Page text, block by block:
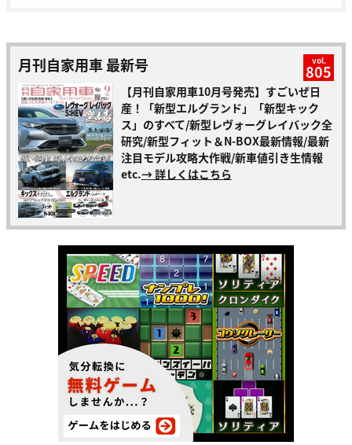
月刊自家用車 最新号 vol.
805
【月刊自家用車10月号発売】すごいぜ日
産！「新型エルグランド」「新型キック
ス」のすべて/新型レヴォーグレイバック全
研究/新型フィット＆N-BOX最新情報/最新
注目モデル攻略大作戦/新車値引き生情報
etc.→ 詳しくはこちら